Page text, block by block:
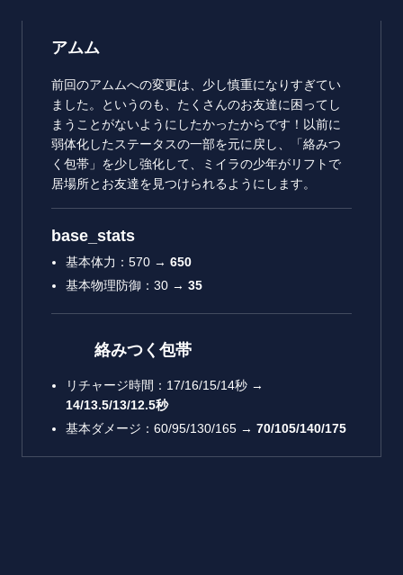
アムム
前回のアムムへの変更は、少し慎重になりすぎてい
ました。というのも、たくさんのお友達に困ってし
まうことがないようにしたかったからです！以前に
弱体化したステータスの一部を元に戻し、「絡みつ
く包帯」を少し強化して、ミイラの少年がリフトで
居場所とお友達を見つけられるようにします。
base_stats
基本体力：570 → 650
基本物理防御：30 → 35
絡みつく包帯
リチャージ時間：17/16/15/14秒 →
14/13.5/13/12.5秒
基本ダメージ：60/95/130/165 → 70/105/140/175